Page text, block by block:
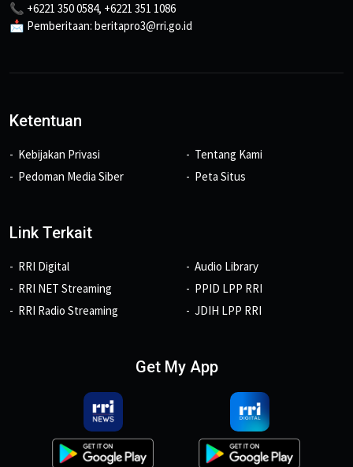
📞 +6221 350 0584, +6221 351 1086
📩 Pemberitaan: beritapro3@rri.go.id
Ketentuan
Kebijakan Privasi
Pedoman Media Siber
Tentang Kami
Peta Situs
Link Terkait
RRI Digital
RRI NET Streaming
RRI Radio Streaming
Audio Library
PPID LPP RRI
JDIH LPP RRI
Get My App